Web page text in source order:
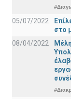
05/07/2022
στο
08/04/2022